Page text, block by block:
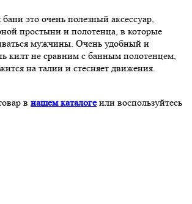
это очень полезный аксессуар,
простыни и полотенца, в которые
мужчины. Очень удобный и
килт не сравним с банным полотенцем,
на талии и стесняет движения.
в нашем каталогеили воспользуйтесь